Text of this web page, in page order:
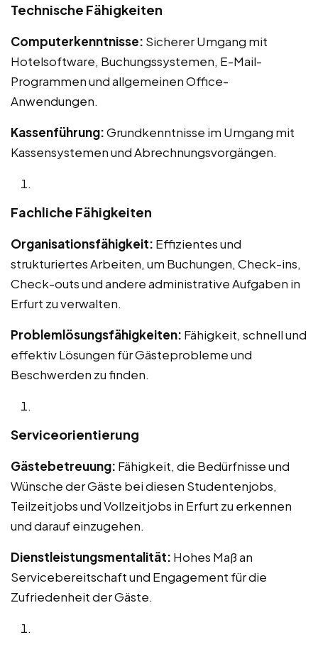
Technische Fähigkeiten
Computerkenntnisse: Sicherer Umgang mit
Hotelsoftware, Buchungssystemen, E-Mail-
Programmen und allgemeinen Office-
Anwendungen.
Kassenführung:Grundkenntnisse im Umgang mit
Kassensystemen und Abrechnungsvorgängen.
Fachliche Fähigkeiten
Organisationsfähigkeit: Effizientes und
strukturiertes Arbeiten, um Buchungen, Check-ins,
Check-outs und andere administrative Aufgaben in
Erfurt zu verwalten.
Problemlösungsfähigkeiten: Fähigkeit, schnell und
effektiv Lösungen für Gästeprobleme und
Beschwerden zu finden.
Serviceorientierung
Gästebetreuung: Fähigkeit, die Bedürfnisse und
Wünsche der Gäste bei diesen Studentenjobs,
Teilzeitjobs und Vollzeitjobs in Erfurt zu erkennen
und darauf einzugehen.
Dienstleistungsmentalität: Hohes Maß an
Servicebereitschaft und Engagement für die
Zufriedenheit der Gäste.